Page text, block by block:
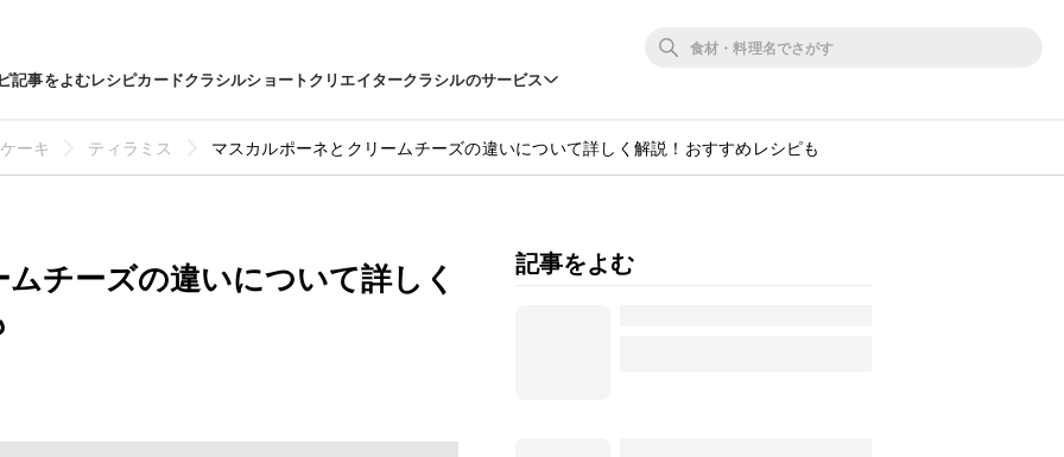
記事をよむレシピカードクラシルショートクリエイタークラシルのサービス
ケーキ ティラミス マスカルポーネとクリームチーズの違いについて詳しく解説！おすすめレシピも
チーズの違いについて詳しく
記事をよむ